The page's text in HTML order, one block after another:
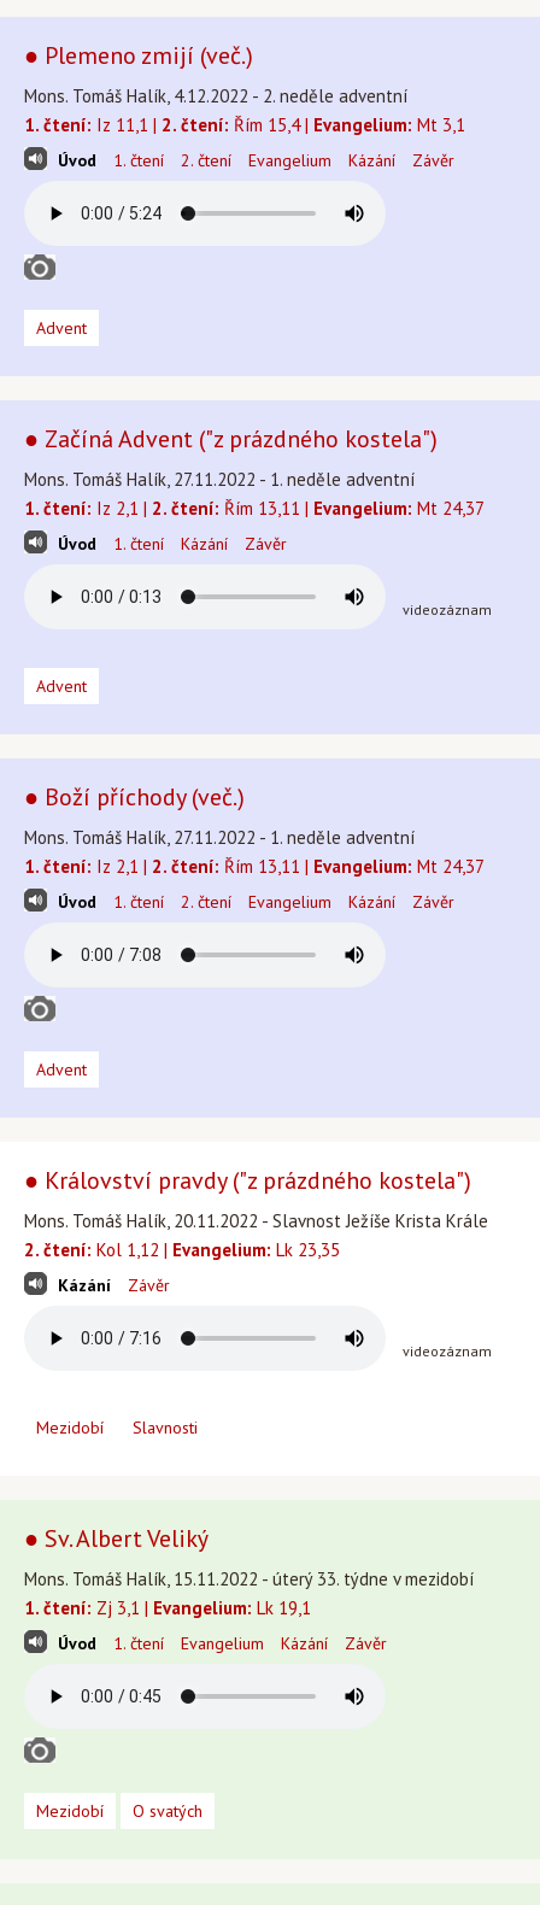
● Plemeno zmijí (več.)
Mons. Tomáš Halík, 4.12.2022 - 2. neděle adventní
1. čtení: Iz 11,1 | 2. čtení: Řím 15,4 | Evangelium: Mt 3,1
Úvod 1. čtení 2. čtení Evangelium Kázání Závěr
Advent
● Začíná Advent ("z prázdného kostela")
Mons. Tomáš Halík, 27.11.2022 - 1. neděle adventní
1. čtení: Iz 2,1 | 2. čtení: Řím 13,11 | Evangelium: Mt 24,37
Úvod 1. čtení Kázání Závěr
videozáznam
Advent
● Boží příchody (več.)
Mons. Tomáš Halík, 27.11.2022 - 1. neděle adventní
1. čtení: Iz 2,1 | 2. čtení: Řím 13,11 | Evangelium: Mt 24,37
Úvod 1. čtení 2. čtení Evangelium Kázání Závěr
Advent
● Království pravdy ("z prázdného kostela")
Mons. Tomáš Halík, 20.11.2022 - Slavnost Ježíše Krista Krále
2. čtení: Kol 1,12 | Evangelium: Lk 23,35
Kázání Závěr
videozáznam
Mezidobí Slavnosti
● Sv. Albert Veliký
Mons. Tomáš Halík, 15.11.2022 - úterý 33. týdne v mezidobí
1. čtení: Zj 3,1 | Evangelium: Lk 19,1
Úvod 1. čtení Evangelium Kázání Závěr
Mezidobí O svatých